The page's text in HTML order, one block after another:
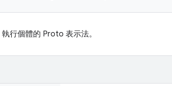
行個體的 Proto 表示法。